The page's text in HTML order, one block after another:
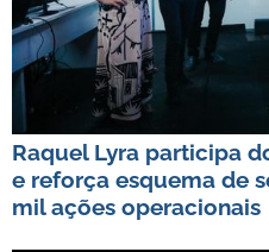
Raquel Lyra participa
e reforça esquema de
mil ações operacionais